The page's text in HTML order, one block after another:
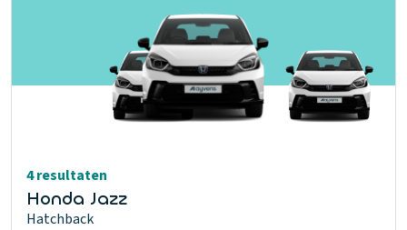
4 resultaten
Honda Jazz
Hatchback